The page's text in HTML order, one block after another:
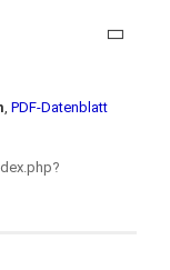
PDF-Datenblatt